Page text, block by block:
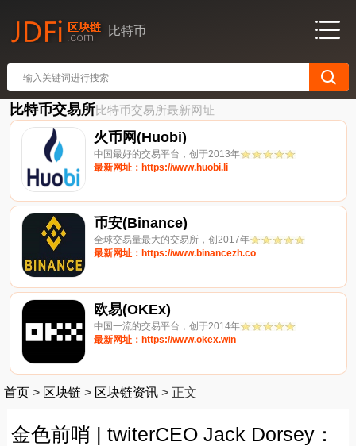
比特币
比特币交易所比特币交易所最新网址
火币网(Huobi)
中国最好的交易平台，创于2013年
最新网址：https://www.huobi.li
币安(Binance)
全球交易量最大的交易所，创2017年
最新网址：https://www.binancezh.co
欧易(OKEx)
中国一流的交易平台，创于2014年
最新网址：https://www.okex.win
首页 > 区块链 > 区块链资讯 > 正文
金色前哨 | twiterCEO Jack Dorsey：